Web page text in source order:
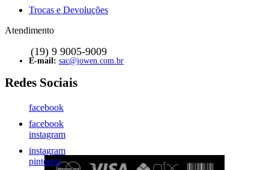
Trocas e Devoluções
Atendimento
sac@jowen.com.br
facebook
facebook
instagram
instagram
pinterest